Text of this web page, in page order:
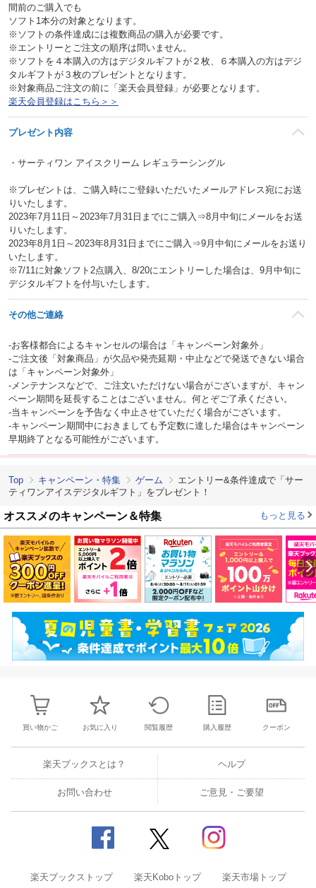
間前のご購入でも
ソフト1本分の対象となります。
※ソフトの条件達成には複数商品の購入が必要です。
※エントリーとご注文の順序は問いません。
※ソフトを４本購入の方はデジタルギフトが２枚、６本購入の方はデジ
タルギフトが３枚のプレゼントとなります。
※対象商品ご注文の前に「楽天会員登録」が必要となります。
楽天会員登録はこちら＞＞
プレゼント内容
・サーティワン アイスクリーム レギュラーシングル
※プレゼントは、ご購入時にご登録いただいたメールアドレス宛にお送
りいたします。
2023年7月11日～2023年7月31日までにご購入⇒8月中旬にメールをお送
りいたします。
2023年8月1日～2023年8月31日までにご購入⇒9月中旬にメールをお送り
いたします。
※7/11に対象ソフト2点購入、8/20にエントリーした場合は、9月中旬に
デジタルギフトを付与いたします。
その他ご連絡
‐お客様都合によるキャンセルの場合は「キャンペーン対象外」
‐ご注文後「対象商品」が欠品や発売延期・中止などで発送できない場合
は「キャンペーン対象外」
‐メンテナンスなどで、ご注文いただけない場合がございますが、キャン
ペーン期間を延長することはございません。何とぞご了承ください。
‐当キャンペーンを予告なく中止させていただく場合がございます。
‐キャンペーン期間中におきましても予定数に達した場合はキャンペーン
早期終了となる可能性がございます。
Top キャンペーン・特集 ゲーム
エントリー&条件達成で「サー
ティワンアイスデジタルギフト」をプレゼント！
オススメのキャンペーン＆特集 もっと見る
買い物かご お気に入り 閲覧履歴 購入履歴 クーポン
楽天ブックスとは？ ヘルプ
お問い合わせ ご意見・ご要望
楽天ブックストップ 楽天Koboトップ 楽天市場トップ